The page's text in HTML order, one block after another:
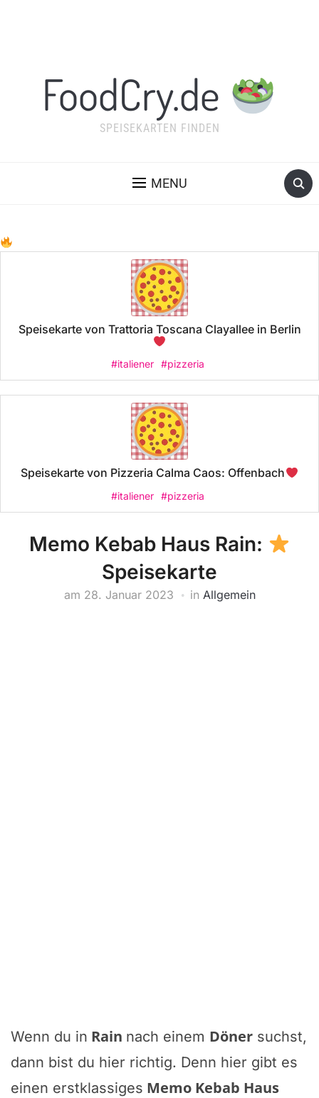
FoodCry.de
SPEISEKARTEN FINDEN
MENU
Speisekarte von Trattoria Toscana Clayallee in Berlin
#italiener #pizzeria
Speisekarte von Pizzeria Calma Caos: Offenbach
#italiener #pizzeria
Memo Kebab Haus Rain:
Speisekarte
am 28. Januar 2023 in Allgemein
Wenn du in Rain nach einem Döner suchst,
dann bist du hier richtig. Denn hier gibt es
einen erstklassiges Memo Kebab Haus